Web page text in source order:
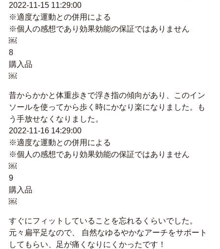
2022-11-15 11:29:00
※適度な運動との併用による
※個人の感想であり効果効能の保証ではありません
￼
8
購入品
￼
昔からかかと体重歩きで浮き指の傾向があり、このイン
ソールを使ってから歩く時にかなり楽になりました。も
う手放せなくなりました。
2022-11-16 14:29:00
※適度な運動との併用による
※個人の感想であり効果効能の保証ではありません
￼
9
購入品
￼
すぐにフィットしていることを忘れるくらいでした。
元々扁平足なので、 自然なゆるやかなアーチをサポート
してもらい、足が痛くなりにくかったです！